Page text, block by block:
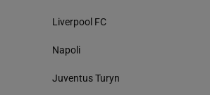
Liverpool FC
Napoli
Juventus Turyn